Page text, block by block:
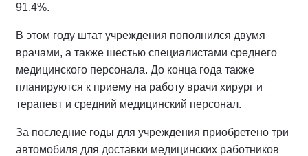
91,4%.
В этом году штат учреждения пополнился двумя
врачами, а также шестью специалистами среднего
медицинского персонала. До конца года также
планируются к приему на работу врачи хирург и
терапевт и средний медицинский персонал.
За последние годы для учреждения приобретено три
автомобиля для доставки медицинских работников